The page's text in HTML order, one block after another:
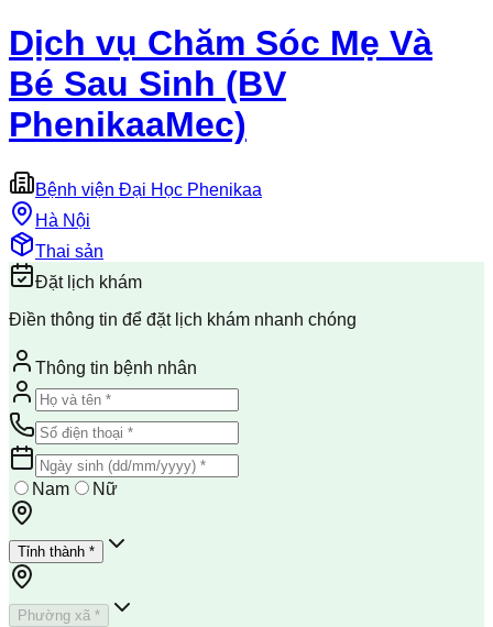
Dịch vụ Chăm Sóc Mẹ Và
Bé Sau Sinh (BV
PhenikaaMec)
Bệnh viện Đại Học Phenikaa
Hà Nội
Thai sản
Đặt lịch khám
Điền thông tin để đặt lịch khám nhanh chóng
Thông tin bệnh nhân
Nam Nữ
Tỉnh thành *
Phường xã *